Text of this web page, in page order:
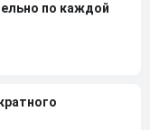
по каждой